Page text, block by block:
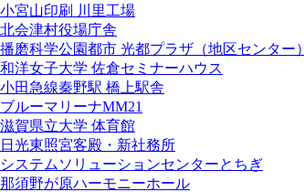
小宮山印刷 川里工場
北会津村役場庁舎
播磨科学公園都市 光都プラザ（地区センター）
和洋女子大学 佐倉セミナーハウス
小田急線秦野駅 橋上駅舎
ブルーマリーナMM21
滋賀県立大学 体育館
日光東照宮客殿・新社務所
システムソリューションセンターとちぎ
那須野が原ハーモニーホール